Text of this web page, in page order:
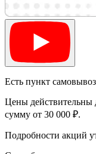
Есть пункт
Цены действительны
сумму от 30 000 ₽.
Подробности акций